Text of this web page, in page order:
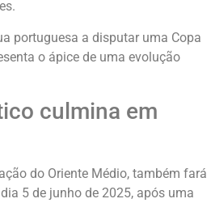
portuguesa a disputar uma Copa
o ápice de uma evolução
culmina em
do Oriente Médio, também fará
5 de junho de 2025, após uma